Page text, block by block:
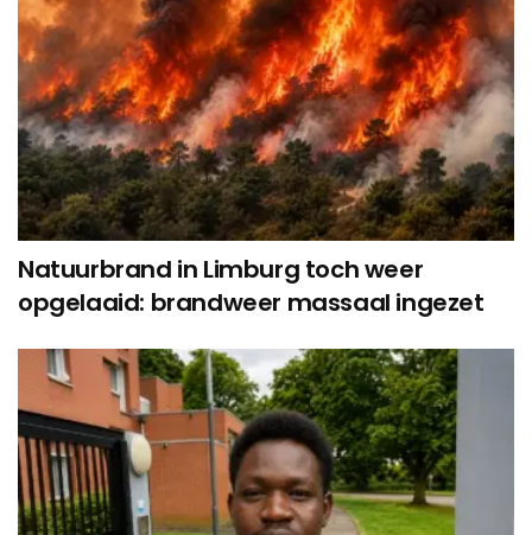
Natuurbrand in Limburg toch weer
opgelaaid: brandweer massaal ingezet